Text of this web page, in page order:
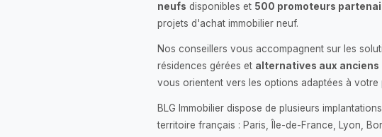
neufs disponibles et 500 promoteurs
projets d'achat immobilier neuf.
Nos conseillers vous accompagnent sur les
résidences gérées et alternatives aux
vous orientent vers les options adaptées à votre
BLG Immobilier dispose de plusieurs
territoire français : Paris, Île-de-France, Lyon,